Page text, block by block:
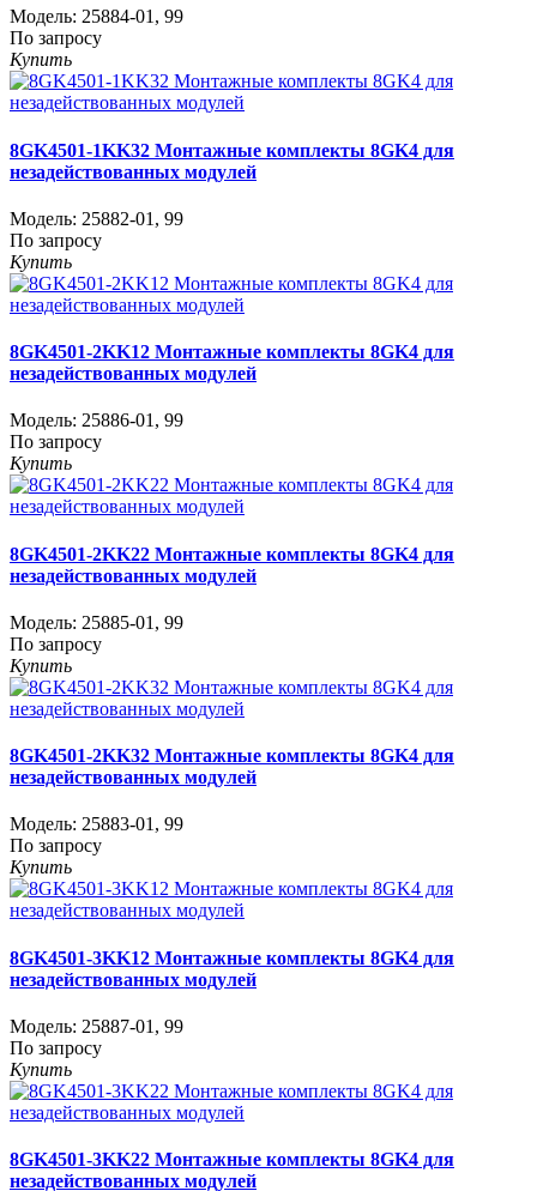
Модель: 25884-01 , 99
По запросу
Купить
8GK4501-1KK32 Монтажные комплекты 8GK4 для
незадействованных модулей
Модель: 25882-01 , 99
По запросу
Купить
8GK4501-2KK12 Монтажные комплекты 8GK4 для
незадействованных модулей
Модель: 25886-01 , 99
По запросу
Купить
8GK4501-2KK22 Монтажные комплекты 8GK4 для
незадействованных модулей
Модель: 25885-01 , 99
По запросу
Купить
8GK4501-2KK32 Монтажные комплекты 8GK4 для
незадействованных модулей
Модель: 25883-01 , 99
По запросу
Купить
8GK4501-3KK12 Монтажные комплекты 8GK4 для
незадействованных модулей
Модель: 25887-01 , 99
По запросу
Купить
8GK4501-3KK22 Монтажные комплекты 8GK4 для
незадействованных модулей